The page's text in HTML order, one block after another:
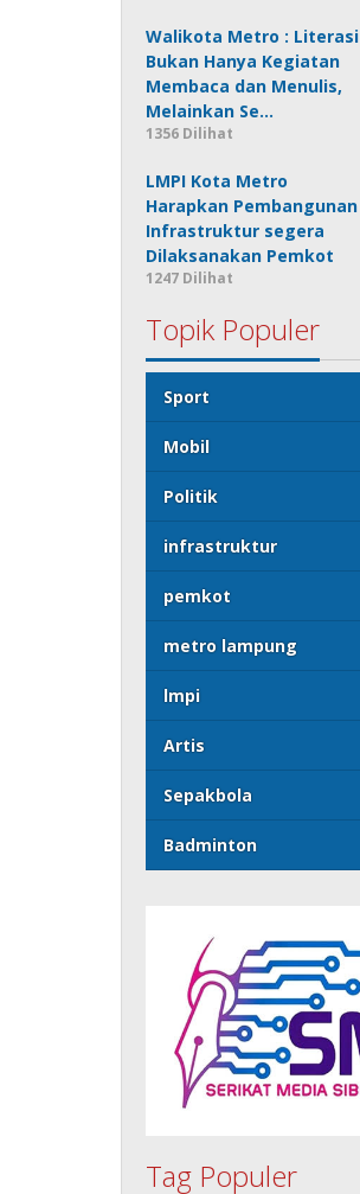
Walikota Metro : Literasi
Bukan Hanya Kegiatan
Membaca dan Menulis,
Melainkan Se…
1356 Dilihat
LMPI Kota Metro
Harapkan Pembangunan
Infrastruktur segera
Dilaksanakan Pemkot
1247 Dilihat
Topik Populer
Sport
Mobil
Politik
infrastruktur
pemkot
metro lampung
lmpi
Artis
Sepakbola
Badminton
Tag Populer